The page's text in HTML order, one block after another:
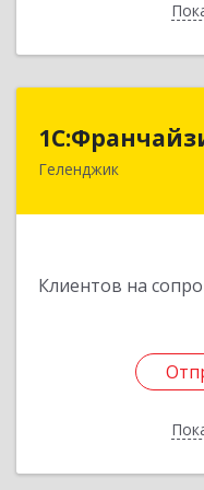
Геленджик
Клиентов на
353467,